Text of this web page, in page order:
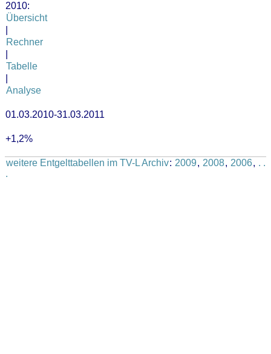
2010:
Übersicht
Rechner
Tabelle
Analyse
01.03.2010-31.03.2011
+1,2%
weitere Entgelttabellen im TV-L Archiv: 2009, 2008, 2006, . .
.